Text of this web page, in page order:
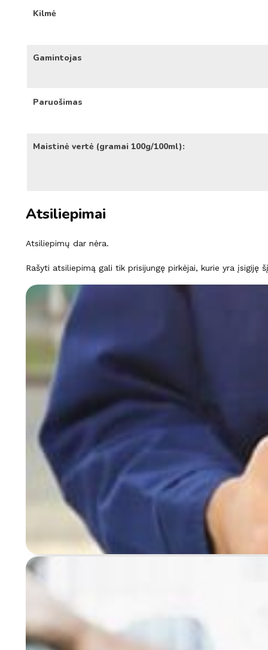
Kilmė
Gamintojas
Paruošimas
Maistinė vertė (gramai 100g/100ml):
Atsiliepimai
Atsiliepimų dar nėra.
Rašyti atsiliepimą gali tik prisijungę pirkėjai, kurie yra įsigiję